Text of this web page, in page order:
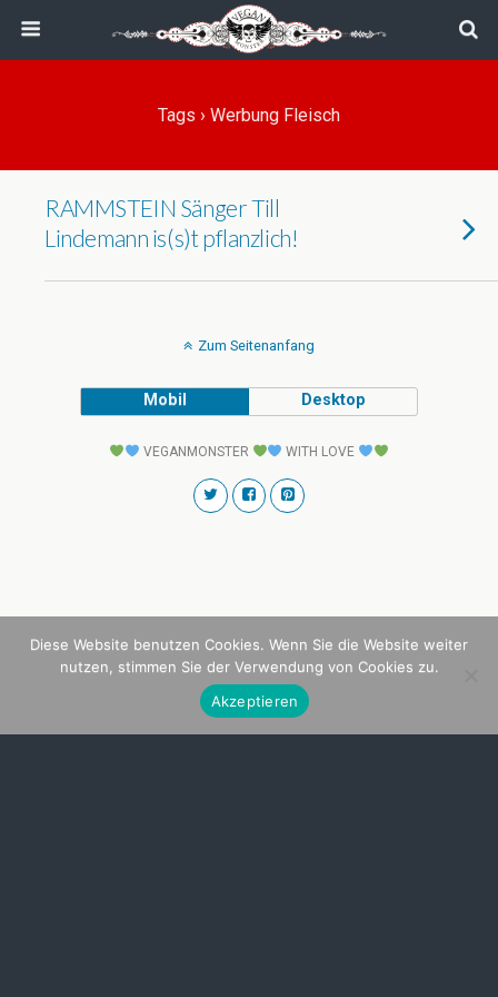
Tags › Werbung Fleisch
RAMMSTEIN Sänger Till
Lindemann is(s)t pflanzlich!
Zum Seitenanfang
Mobil Desktop
VEGANMONSTER WITH LOVE
Diese Website benutzen Cookies. Wenn Sie die Website weiter
nutzen, stimmen Sie der Verwendung von Cookies zu.
Akzeptieren